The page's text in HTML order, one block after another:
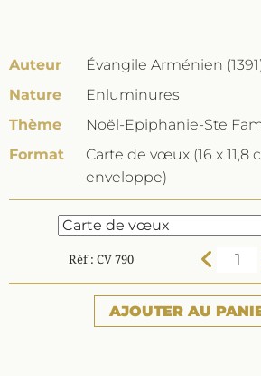
Auteur
Évangile Arménien
Nature
Enluminures
Thème
Noël-Epiphanie-Ste
Format
Carte de vœux (16 x 11,8
enveloppe)
Réf : CV 790
AJOUTER AU